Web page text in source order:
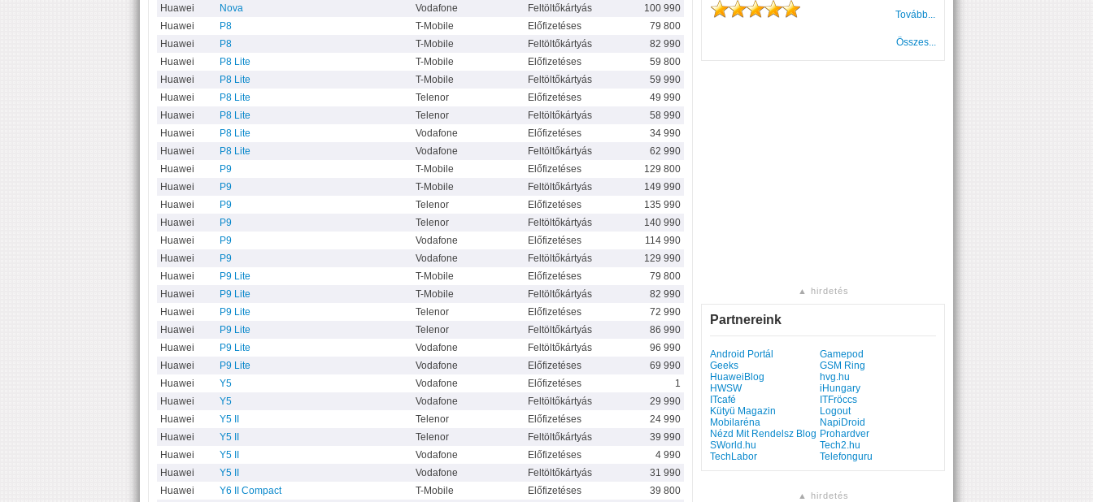
Huawei
Nova Vodafone Feltöltőkártyás
100 990
Huawei
P8 T-Mobile Előfizetéses
79 800
Huawei
P8 T-Mobile Feltöltőkártyás
82 990
Huawei
P8 Lite T-Mobile Előfizetéses
59 800
Huawei
P8 Lite T-Mobile Feltöltőkártyás
59 990
Huawei
P8 Lite Telenor Előfizetéses
49 990
Huawei
P8 Lite Telenor Feltöltőkártyás
58 990
Huawei
P8 Lite Vodafone Előfizetéses
34 990
Huawei
P8 Lite Vodafone Feltöltőkártyás
62 990
Huawei
P9 T-Mobile Előfizetéses
129 800
Huawei
P9 T-Mobile Feltöltőkártyás
149 990
Huawei
P9 Telenor Előfizetéses
135 990
Huawei
P9 Telenor Feltöltőkártyás
140 990
Huawei
P9 Vodafone Előfizetéses
114 990
Huawei
P9 Vodafone Feltöltőkártyás
129 990
Huawei
P9 Lite T-Mobile Előfizetéses
79 800
Huawei
P9 Lite T-Mobile Feltöltőkártyás
82 990
Huawei
P9 Lite Telenor Előfizetéses
72 990
Huawei
P9 Lite Telenor Feltöltőkártyás
86 990
Huawei
P9 Lite Vodafone Feltöltőkártyás
96 990
Huawei
P9 Lite Vodafone Előfizetéses
69 990
Huawei
Y5 Vodafone Előfizetéses
1
Huawei
Y5 Vodafone Feltöltőkártyás
29 990
Huawei
Y5 II Telenor Előfizetéses
24 990
Huawei
Y5 II Telenor Feltöltőkártyás
39 990
Huawei
Y5 II Vodafone Előfizetéses
4 990
Huawei
Y5 II Vodafone Feltöltőkártyás
31 990
Huawei
Y6 II Compact T-Mobile Előfizetéses
39 800
Tovább...
Összes...
▲ hirdetés
Partnereink
Android Portál
Gamepod
Geeks
GSM Ring
HuaweiBlog
hvg.hu
HWSW
iHungary
ITcafé
ITFröccs
Kütyü Magazin
Logout
Mobilaréna
NapiDroid
Nézd Mit Rendelsz Blog Prohardver
SWorld.hu
Tech2.hu
TechLabor
Telefonguru
▲ hirdetés